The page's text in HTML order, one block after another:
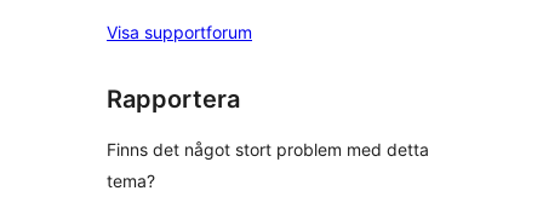
Visa supportforum
Rapportera
Finns det något stort problem med detta
tema?